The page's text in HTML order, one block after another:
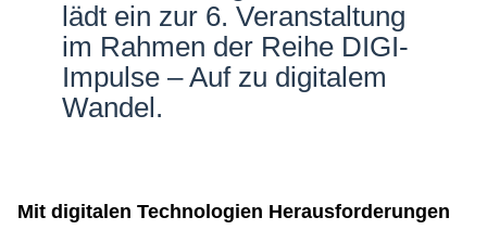
lädt ein zur 6. Veranstaltung
im Rahmen der Reihe DIGI-
Impulse – Auf zu digitalem
Wandel.
Mit digitalen Technologien Herausforderungen